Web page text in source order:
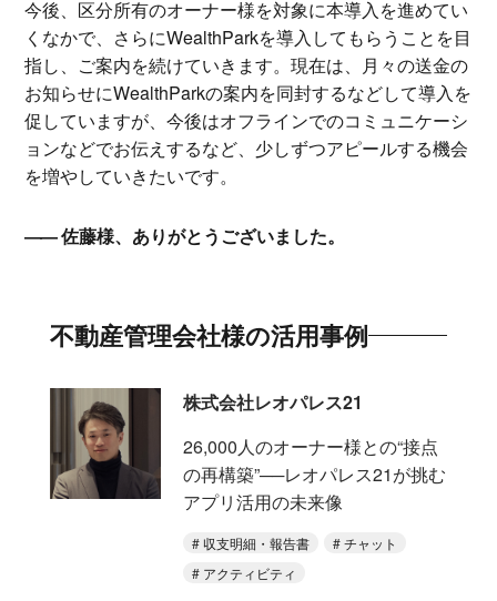
今後、区分所有のオーナー様を対象に本導入を進めてい
くなかで、さらにWealthParkを導入してもらうことを目
指し、ご案内を続けていきます。現在は、月々の送金の
お知らせにWealthParkの案内を同封するなどして導入を
促していますが、今後はオフラインでのコミュニケーシ
ョンなどでお伝えするなど、少しずつアピールする機会
を増やしていきたいです。
佐藤様、ありがとうございました。
不動産管理会社様の活用事例
株式会社レオパレス21
26,000人のオーナー様との“接点
の再構築”──レオパレス21が挑む
アプリ活用の未来像
収支明細・報告書
チャット
アクティビティ